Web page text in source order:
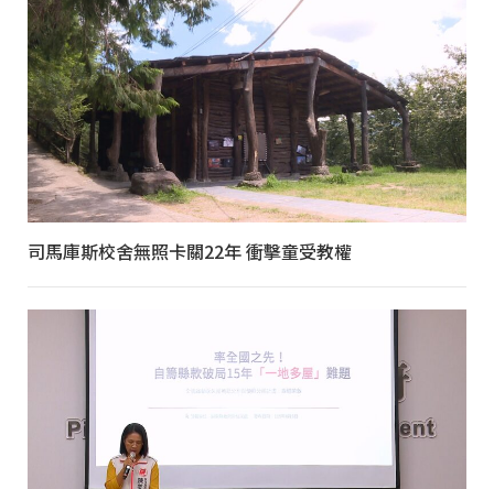
司馬庫斯校舍無照卡關22年 衝擊童受教權